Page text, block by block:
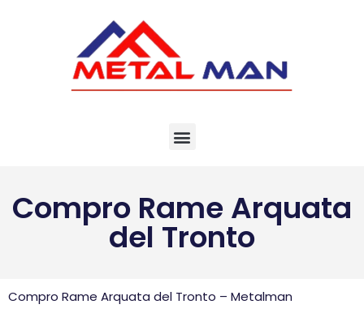
Compro Rame Arquata
del Tronto
Compro Rame Arquata del Tronto – Metalman